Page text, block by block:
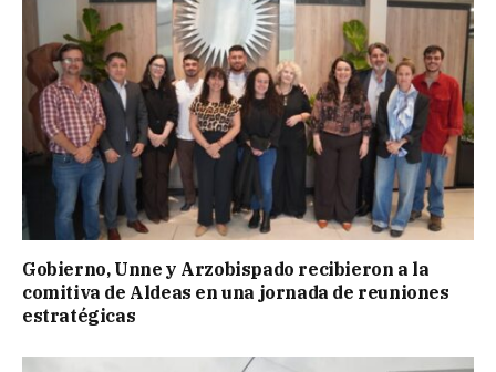
Gobierno, Unne y Arzobispado recibieron a la
comitiva de Aldeas en una jornada de reuniones
estratégicas